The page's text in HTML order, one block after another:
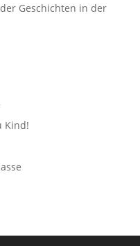
Geschichten in der
Kind!